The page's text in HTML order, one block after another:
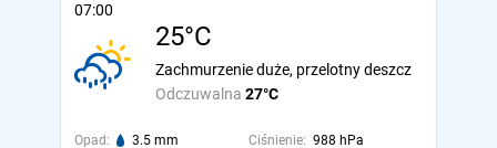
07:00
25°C
Odczuwalna 27°C
Zachmurzenie duże, przelotny deszcz
Opad: 3.5 mm Ciśnienie: 988 hPa